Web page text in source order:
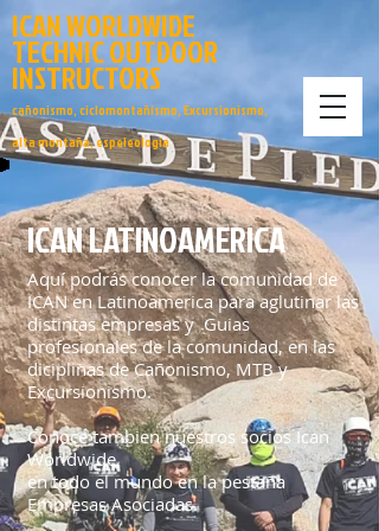
ICANWORLDWIDE
TECHNICOUTDOOR
INSTRUCTORS
cañonismo, ciclomontañismo, Excursionismo,
alta montaña, espeleologia
ICAN LATINOAMERICA
Aquí podrás conocer la comunidad de
ICAN en Latinoamerica para aglutinar las
distintas empresas y Guias
profesionales de la comunidad, en las
diciplinas de Cañonismo, MTB y
Excursionismo.
Conoce tambien nuestros socios Ican
Worldwide
en todo el mundo en la pestaña
Empresas Asociadas.